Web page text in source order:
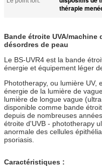
thérapie
Bande étroite UVA/machine
désordres de peau
Le BS-UVR4 est la bande
énergie et équipement léger
Phototherapy, ou lumière UV,
énergie de la lumière de
lumière de longue vague
disponible comme bande
depuis de nombreuses
étroite d'UVB - phototherapy
anormale des cellules
psoriasis.
Caractéristiques :